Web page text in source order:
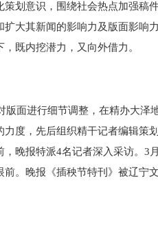
策划意识，围绕社会热点加强稿
扩大其新闻的影响力及版面影响
既内挖潜力，又向外借力。
面进行细节调整，在精办大泽
力度，先后组织精干记者编辑策
，晚报特派4名记者深入采访。
前。晚报《插秧节特刊》被辽宁